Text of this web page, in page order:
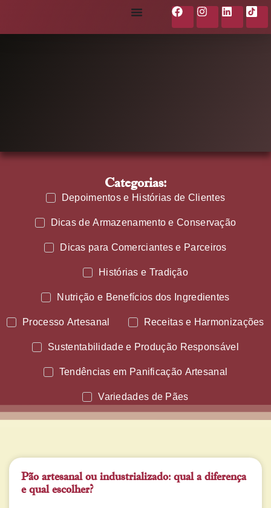
Categorias:
Depoimentos e Histórias de Clientes
Dicas de Armazenamento e Conservação
Dicas para Comerciantes e Parceiros
Histórias e Tradição
Nutrição e Benefícios dos Ingredientes
Processo Artesanal Receitas e Harmonizações
Sustentabilidade e Produção Responsável
Tendências em Panificação Artesanal
Variedades de Pães
Pão artesanal ou industrializado: qual a diferença
e qual escolher?